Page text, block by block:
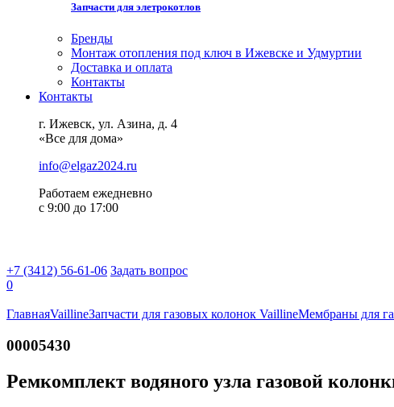
Запчасти для элетрокотлов
Бренды
Монтаж отопления под ключ в Ижевске и Удмуртии
Доставка и оплата
Контакты
Контакты
г. Ижевск, ул. Азина, д. 4
«Все для дома»
info@elgaz2024.ru
Работаем eжедневно
с 9:00 до 17:00
+7 (3412) 56-61-06 Задать вопрос
0
ГлавнаяVaillineЗапчасти для газовых колонок VaillineМембраны для
00005430
Ремкомплект водяного узла газовой